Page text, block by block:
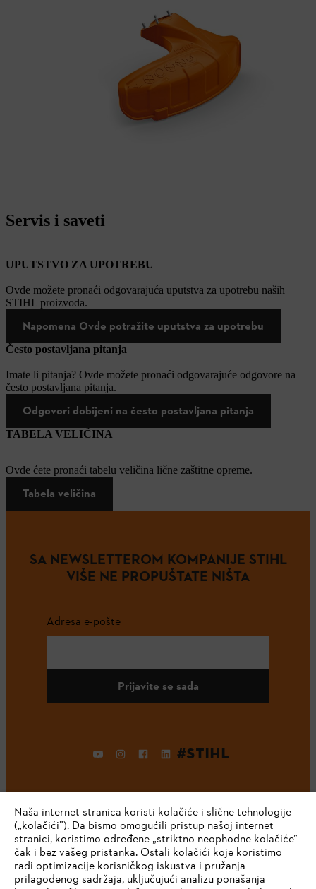
Servis i saveti
UPUTSTVO ZA UPOTREBU
Ovde možete pronaći odgovarajuća uputstva za upotrebu naših
STIHL proizvoda.
Napomena Ovde potražite uputstva za upotrebu
Često postavljana pitanja
Imate li pitanja? Ovde možete pronaći odgovarajuće odgovore na
često postavljana pitanja.
Odgovori dobijeni na često postavljana pitanja
TABELA VELIČINA
Ovde ćete pronaći tabelu veličina lične zaštitne opreme.
Tabela veličina
SA NEWSLETTEROM KOMPANIJE STIHL
VIŠE NE PROPUŠTATE NIŠTA
Adresa e-pošte
Prijavite se sada
#STIHL
Kompanija
Naša internet stranica koristi kolačiće i slične tehnologije
(„kolačići”). Da bismo omogućili pristup našoj internet
stranici, koristimo određene „striktno neophodne kolačiće”
čak i bez vašeg pristanka. Ostali kolačići koje koristimo
radi optimizacije korisničkog iskustva i pružanja
prilagođenog sadržaja, uključujući analizu ponašanja